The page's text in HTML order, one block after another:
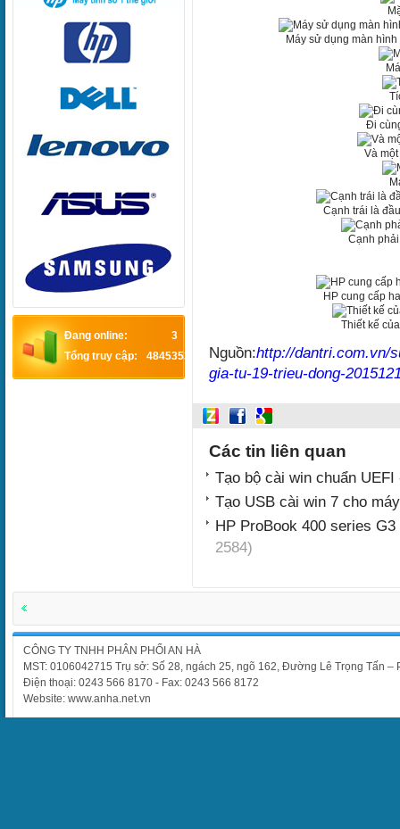
Đang online:
3
Tổng truy cập:
4845353
Máy sử dụng màn
Đi
Và
Cạnh trái là
Cạnh
HP cung cấp
Thiết kế
Nguồn:http://dantri.com.vn/
gia-tu-19-trieu-dong-
Các tin liên quan
Tạo bộ cài win chuẩn
Tạo USB cài win 7 cho
HP ProBook 400 series
2584)
CÔNG TY TNHH PHÂN PHỐI AN HÀ
MST: 0106042715 Trụ sở: Số 28, ngách 25, ngõ 162, Đường Lê Trọng Tấn
Điện thoại: 0243 566 8170 - Fax: 0243 566 8172
Website: www.anha.net.vn